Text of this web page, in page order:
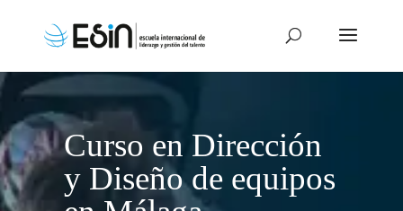
Curso en Dirección
y Diseño de equipos